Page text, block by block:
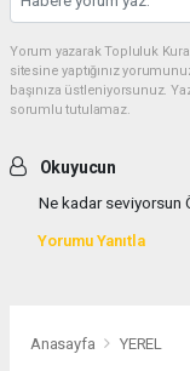
Yorum yazarak Topluluk
sitesine yaptığınız
başınıza üstleniyorsunuz.
sorumlu tutulamaz.
Okuyucun
Ne kadar seviyorsun
Yorumu Yanıtla
Anasayfa YEREL